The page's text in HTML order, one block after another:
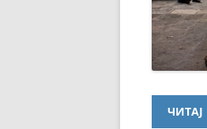
ЧИТАЈ